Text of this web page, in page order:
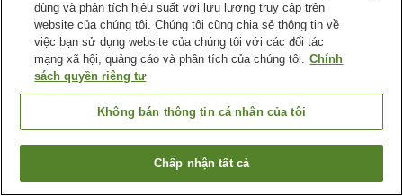
Đánh giá:107lượt
Tiện nghi chỗ nghỉ
Giặt ủi có phí
Hotel Livemax Budget Tokyo Hamura Station
Tìm phòng trống
dùng và phân tích hiệu suất với lưu lượng truy cập trên
website của chúng tôi. Chúng tôi cũng chia sẻ thông tin về
việc bạn sử dụng website của chúng tôi với các đối tác
mạng xã hội, quảng cáo và phân tích của chúng tôi. Chính
sách quyền riêng tư
Không bán thông tin cá nhân của tôi
Chấp nhận tất cả